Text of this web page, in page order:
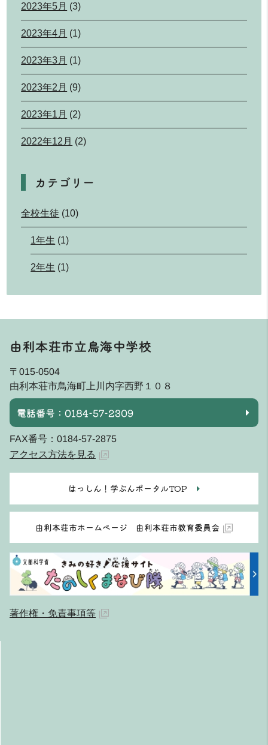
2023年5月 (3)
2023年4月 (1)
2023年3月 (1)
2023年2月 (9)
2023年1月 (2)
2022年12月 (2)
カテゴリー
全校生徒 (10)
1年生 (1)
2年生 (1)
由利本荘市立鳥海中学校
〒015-0504
由利本荘市鳥海町上川内字西野１０８
電話番号：0184-57-2309
FAX番号：0184-57-2875
アクセス方法を見る
はっしん！学ぶんポータルTOP
由利本荘市ホームページ 由利本荘市教育委員会
著作権・免責事項等